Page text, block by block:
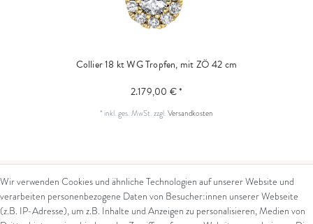
Collier 18 kt WG Tropfen, mit ZÖ 42 cm
2.179,00 € *
* inkl. ges. MwSt.zzgl.Versandkosten
Kontakt Rechtliches
Wir verwenden Cookies und ähnliche Technologien auf unserer Website und
verarbeiten personenbezogene Daten von Besucher:innen unserer Webseite
(z.B. IP-Adresse), um z.B. Inhalte und Anzeigen zu personalisieren, Medien von